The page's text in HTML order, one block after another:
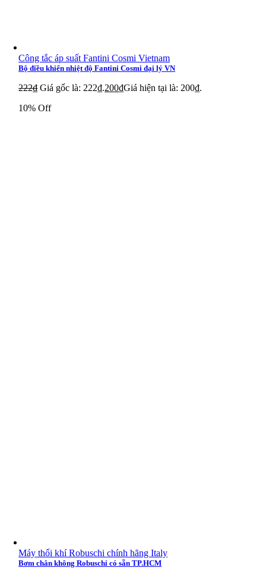
Công tắc áp suất Fantini Cosmi Vietnam
Bộ điều khiển nhiệt độ Fantini Cosmi đại lý VN
222₫ Giá gốc là: 222₫.200₫Giá hiện tại là: 200₫.
10% Off
Máy thổi khí Robuschi chính hãng Italy
Bơm chân không Robuschi có sẵn TP.HCM